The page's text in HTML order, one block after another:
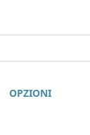
OPZIONI